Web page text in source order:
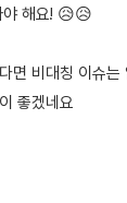
야 해요! 😥😥
면 비대칭 이슈는
좋겠네요